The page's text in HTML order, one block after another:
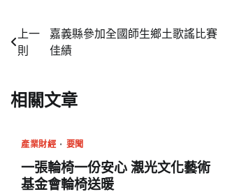
文
章
導
覽
上一
則
嘉義縣參加全國師生鄉土歌謠比
佳績
相關文章
產業財經 要聞
一張輪椅一份安心 㵾光文化藝術
基金會輪椅送暖